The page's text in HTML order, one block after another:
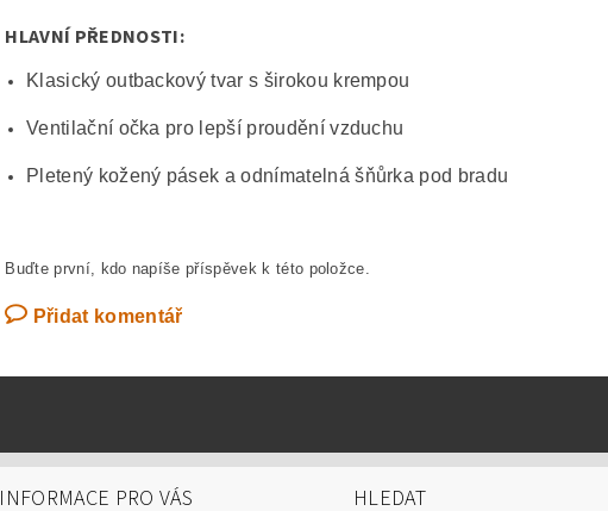
HLAVNÍ PŘEDNOSTI:
Klasický outbackový tvar s širokou krempou
Ventilační očka pro lepší proudění vzduchu
Pletený kožený pásek a odnímatelná šňůrka pod bradu
Buďte první, kdo napíše příspěvek k této položce.
Přidat komentář
INFORMACE PRO VÁS HLEDAT